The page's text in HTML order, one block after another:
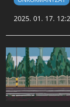
2025. 01. 17.